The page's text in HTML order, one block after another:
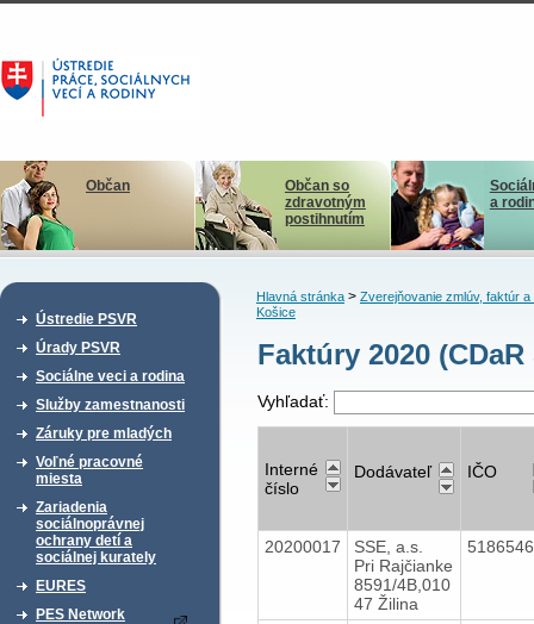
Občan
Občan so
zdravotným
postihnutím
a
Ústredie PSVR
Úrady PSVR
Sociálne veci a rodina
Služby zamestnanosti
Záruky pre mladých
Voľné pracovné
miesta
Zariadenia
sociálnoprávnej
ochrany detí a
sociálnej kurately
EURES
PES Network
Hlavná stránka> Zverejňovanie zmlúv, faktúr a
Košice
Faktúry 2020
Vyhľadať:
Interné
číslo
Dodávateľ IČO
20200017
SSE, a.s.
Pri Rajčianke
8591/4B,010
47 Žilina